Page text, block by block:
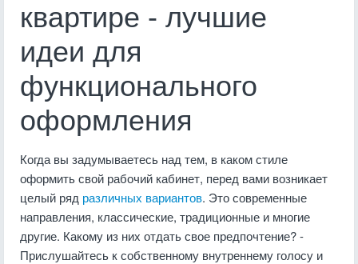
квартире - лучшие
идеи для
функционального
оформления
Когда вы задумываетесь над тем, в каком стиле
оформить свой рабочий кабинет, перед вами возникает
целый ряд различных вариантов. Это современные
направления, классические, традиционные и многие
другие. Какому из них отдать свое предпочтение? -
Прислушайтесь к собственному внутреннему голосу и